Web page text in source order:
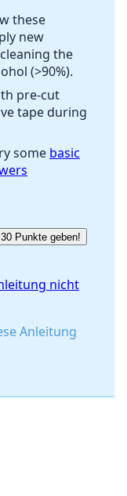
Kommentieren
these
new
the
(>90%).
pre-cut
tape during
some basic
Punkte geben!
nicht
Anleitung